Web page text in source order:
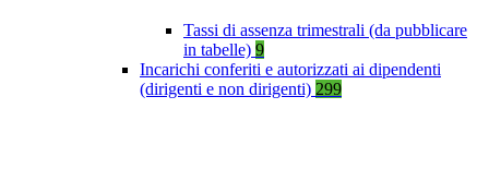
Tassi di assenza trimestrali (da pubblicare
in tabelle) 9
Incarichi conferiti e autorizzati ai dipendenti
(dirigenti e non dirigenti) 299